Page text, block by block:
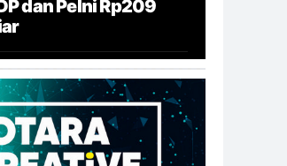
dan Pelni Rp209